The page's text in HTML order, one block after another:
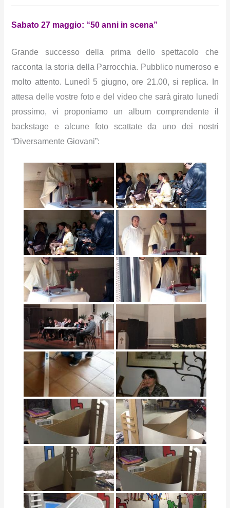
Sabato 27 maggio: “50 anni in scena”
Grande successo della prima dello spettacolo che
racconta la storia della Parrocchia. Pubblico numeroso e
molto attento. Lunedì 5 giugno, ore 21.00, si replica. In
attesa delle vostre foto e del video che sarà girato lunedì
prossimo, vi proponiamo un album comprendente il
backstage e alcune foto scattate da uno dei nostri
“Diversamente Giovani”: